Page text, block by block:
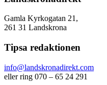
Gamla Kyrkogatan 21,
261 31 Landskrona
Tipsa redaktionen
info@landskronadirekt.com
eller ring 070 – 65 24 291